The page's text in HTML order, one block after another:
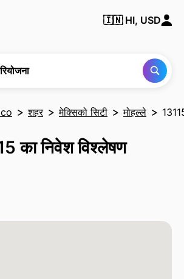
🇮🇳 HI, USD
शहर मेक्सिको सिटी मोहल्ले
का निवेश विश्लेषण